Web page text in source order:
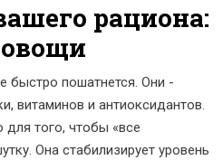
рациона:
быстро пошатнется. Они -
витаминов и антиоксидантов.
для того, чтобы «все
Она стабилизирует уровень